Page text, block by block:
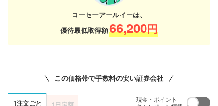
コーセーアールイーは、
優待最低取得額66,200円
この価格帯で手数料の安い証券会社
1注文ごと
現金・ポイント